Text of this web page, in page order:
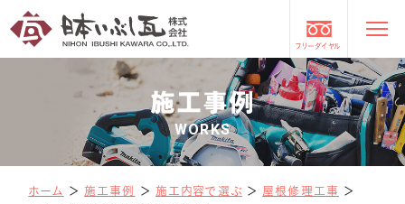
フリーダイヤル
施工事例
WORKS
ホーム ＞ 施工事例 ＞ 施工内容で選ぶ ＞ 屋根修理工事
＞